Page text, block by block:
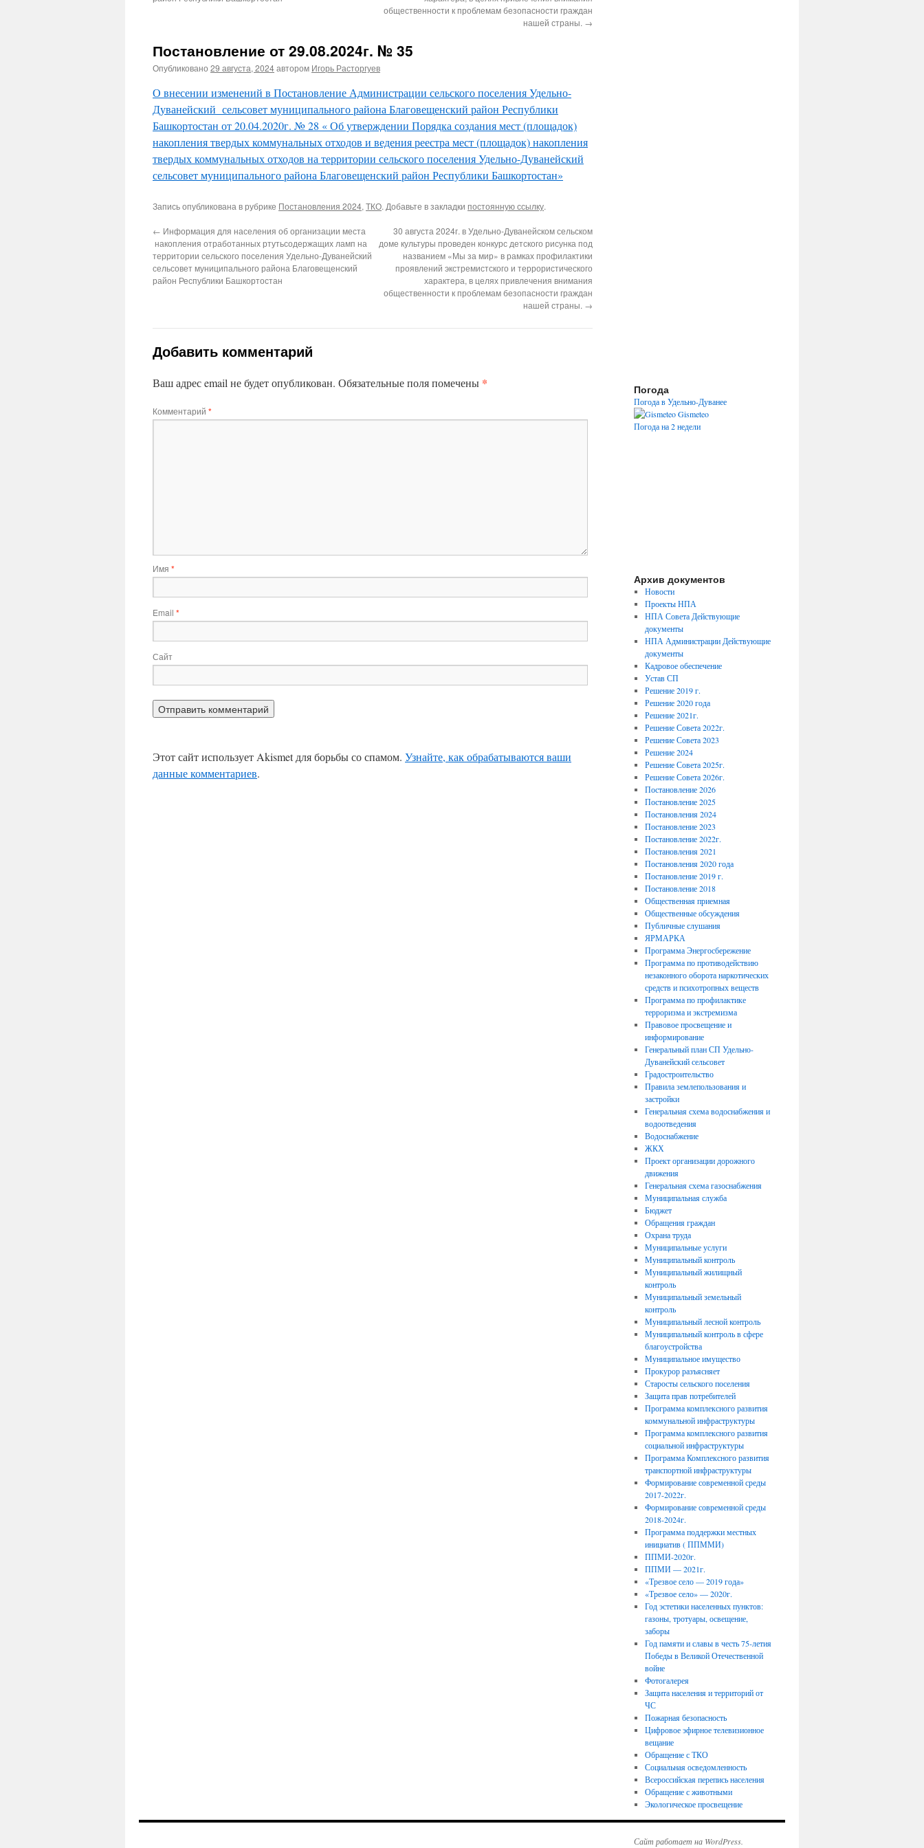
общественности к проблемам безопасности граждан
нашей страны. →
Постановление от 29.08.2024г. № 35
Опубликовано 29 августа, 2024автором Игорь Расторгуев
О внесении изменений в Постановление Администрации сельского поселения Удельно-
Дуванейский сельсовет муниципального района Благовещенский район Республики
Башкортостан от 20.04.2020г. № 28 « Об утверждении Порядка создания мест (площадок)
накопления твердых коммунальных отходов и ведения реестра мест (площадок) накопления
твердых коммунальных отходов на территории сельского поселения Удельно-Дуванейский
сельсовет муниципального района Благовещенский район Республики Башкортостан»
Запись опубликована в рубрике Постановления 2024, ТКО. Добавьте в закладки постоянную ссылку.
← Информация для населения об организации места
накопления отработанных ртутьсодержащих ламп на
территории сельского поселения Удельно-Дуванейский
сельсовет муниципального района Благовещенский
район Республики Башкортостан
30 августа 2024г. в Удельно-Дуванейском сельском
доме культуры проведен конкурс детского рисунка под
названием «Мы за мир» в рамках профилактики
проявлений экстремистского и террористического
характера, в целях привлечения внимания
общественности к проблемам безопасности граждан
нашей страны. →
Добавить комментарий
Ваш адрес email не будет опубликован. Обязательные поля помечены *
Комментарий *
Имя *
Email *
Сайт
Этот сайт использует Akismet для борьбы со спамом. Узнайте, как обрабатываются ваши
данные комментариев.
Погода
Погода в Удельно-Дуванее
Gismeteo
Погода на 2 недели
Архив документов
Новости
Проекты НПА
НПА Совета Действующие
документы
НПА Администрации Действующие
документы
Кадровое обеспечение
Устав СП
Решение 2019 г.
Решение 2020 года
Решение 2021г.
Решение Совета 2022г.
Решение Совета 2023
Решение 2024
Решение Совета 2025г.
Решение Совета 2026г.
Постановление 2026
Постановление 2025
Постановления 2024
Постановление 2023
Постановление 2022г.
Постановления 2021
Постановления 2020 года
Постановление 2019 г.
Постановление 2018
Общественная приемная
Общественные обсуждения
Публичные слушания
ЯРМАРКА
Программа Энергосбережение
Программа по противодействию
незаконного оборота наркотических
средств и психотропных веществ
Программа по профилактике
терроризма и экстремизма
Правовое просвещение и
информирование
Генеральный план СП Удельно-
Дуванейский сельсовет
Градостроительство
Правила землепользования и
застройки
Генеральная схема водоснабжения и
водоотведения
Водоснабжение
ЖКХ
Проект организации дорожного
движения
Генеральная схема газоснабжения
Муниципальная служба
Бюджет
Обращения граждан
Охрана труда
Муниципальные услуги
Муниципальный контроль
Муниципальный жилищный
контроль
Муниципальный земельный
контроль
Муниципальный лесной контроль
Муниципальный контроль в сфере
благоустройства
Муниципальное имущество
Прокурор разъясняет
Старосты сельского поселения
Защита прав потребителей
Программа комплексного развития
коммунальной инфраструктуры
Программа комплексного развития
социальной инфраструктуры
Программа Комплексного развития
транспортной инфраструктуры
Формирование современной среды
2017-2022г.
Формирование современной среды
2018-2024г.
Программа поддержки местных
инициатив ( ППММИ)
ППМИ-2020г.
ППМИ — 2021г.
«Трезвое село — 2019 года»
«Трезвое село» — 2020г.
Год эстетики населенных пунктов:
газоны, тротуары, освещение,
заборы
Год памяти и славы в честь 75-летия
Победы в Великой Отечественной
войне
Фотогалерея
Защита населения и территорий от
ЧС
Пожарная безопасность
Цифровое эфирное телевизионное
вещание
Обращение с ТКО
Социальная осведомленность
Всероссийская перепись населения
Обращение с животными
Экологическое просвещение
Сайт работает на WordPress.